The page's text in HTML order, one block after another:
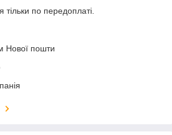
тільки по передоплаті.
Нової пошти